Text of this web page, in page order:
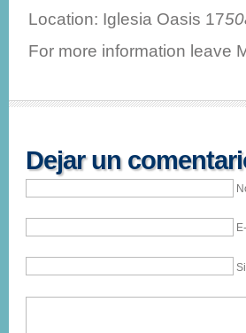
Location: Iglesia Oasis 17
For more information leave
Dejar un